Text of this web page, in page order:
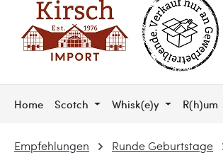
Home Scotch Whisk(e)y R(h)um
Empfehlungen Runde Geburtstage